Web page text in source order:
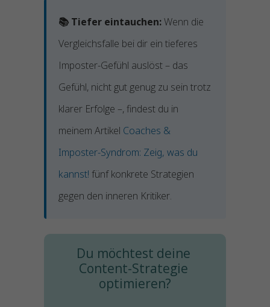
📚 Tiefer eintauchen:Wenn die
Vergleichsfalle bei dir ein tieferes
Imposter-Gefühl auslöst – das
Gefühl, nicht gut genug zu sein trotz
klarer Erfolge –, findest du in
meinem Artikel Coaches &
Imposter-Syndrom: Zeig, was du
kannst! fünf konkrete Strategien
gegen den inneren Kritiker.
Du möchtest deine
Content-Strategie
optimieren?